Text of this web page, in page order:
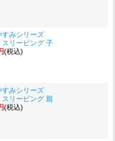
みシリーズ
リーピング 子
(税込)
みシリーズ
リーピング 親
(税込)